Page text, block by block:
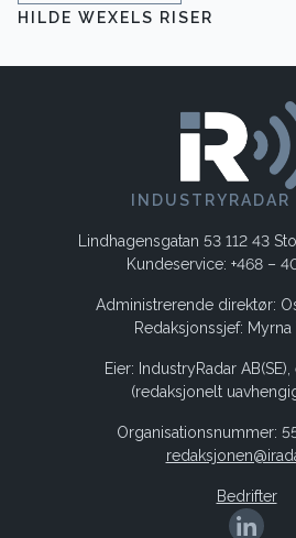
HILDE WEXELS RISER
INDUSTRYRADAR
Lindhagensgatan 53 112 43
Kundeservice: +468 –
Administrerende direktør:
Redaksjonssjef:
Eier: IndustryRadar
(redaksjonelt
Organisationsnummer:
Bedrifter